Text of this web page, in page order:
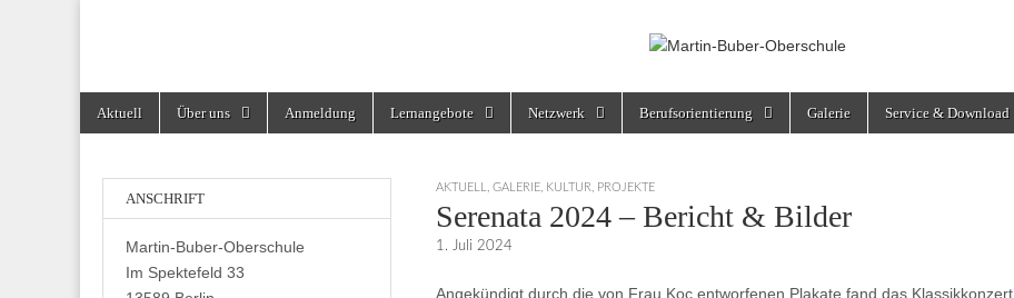
Martin-Buber-Oberschule
Main
menu
Aktuell Über uns Anmeldung Lernangebote Netzwerk Berufsorientierung Galerie Service & Download
AKTUELL GALERIE KULTUR PROJEKTE
Serenata 2024 – Bericht & Bilder
1. Juli 2024
Angekündigt durch die von Frau Koc entworfenen Plakate fand das Klassikkonzert
ANSCHRIFT
Martin-Buber-Oberschule
Im Spektefeld 33